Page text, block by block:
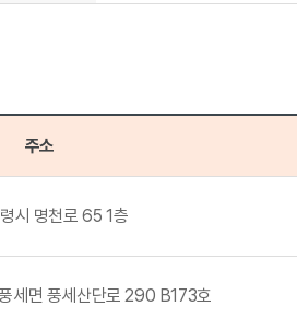
주소
시 명천로 65 1층
세면 풍세산단로 290 B173호